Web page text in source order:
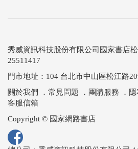
秀威資訊科技股份有限公司國家書店
25511417
門市地址：104 台北市中山區松江路
關於我們
． 常見問題 ． 團購服務 ．
客服信箱
Copyright © 國家網路書店